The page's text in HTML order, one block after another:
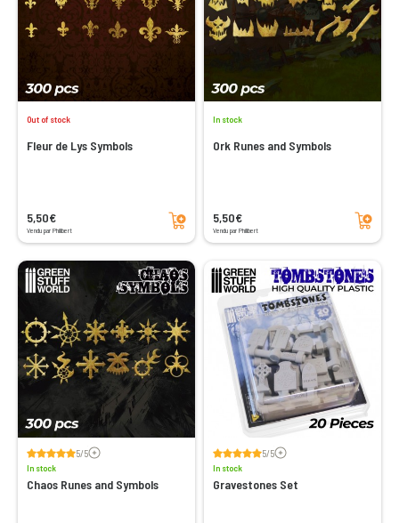
Out of stock
Fleur de Lys Symbols
5,50€
Vendu par Philibert
Add to cart
In stock
Ork Runes and Symbols
5,50€
Vendu par Philibert
Add to cart
5/5Voir les avis
In stock
Chaos Runes and Symbols
5/5Voir les avis
In stock
Gravestones Set